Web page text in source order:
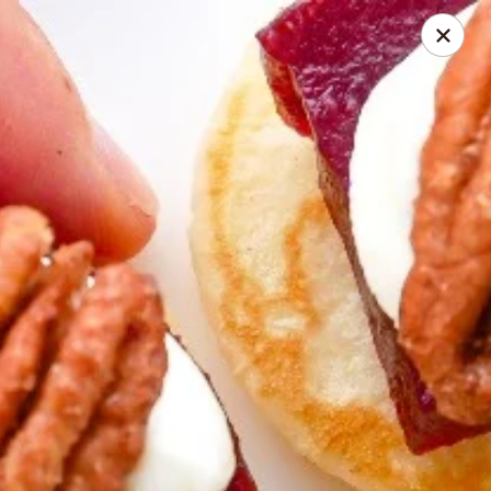
Cloé Pelletier
24 rue mailhot Saint-Charles-Borromée, QC J6E7Y8
Pick up
Cloe Pelletier
Coupons